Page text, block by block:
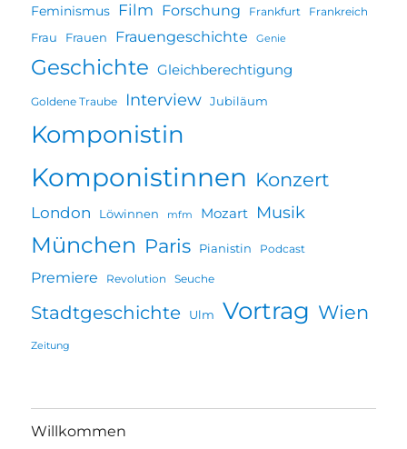
Feminismus Film Forschung Frankfurt Frankreich
Frau Frauen Frauengeschichte Genie
Geschichte Gleichberechtigung
Goldene Traube Interview Jubiläum
Komponistin
Komponistinnen Konzert
London Löwinnen mfm Mozart Musik
München Paris Pianistin Podcast
Premiere Revolution Seuche
Stadtgeschichte Ulm Vortrag Wien
Zeitung
Willkommen